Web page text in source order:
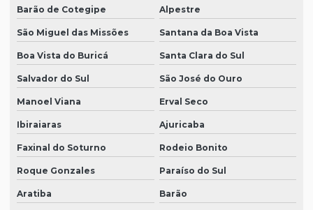
Barão de Cotegipe Alpestre
São Miguel das Missões Santana da Boa Vista
Boa Vista do Buricá Santa Clara do Sul
Salvador do Sul São José do Ouro
Manoel Viana Erval Seco
Ibiraiaras Ajuricaba
Faxinal do Soturno Rodeio Bonito
Roque Gonzales Paraíso do Sul
Aratiba Barão